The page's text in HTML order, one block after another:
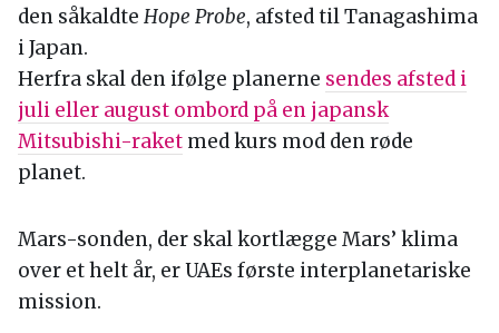
den såkaldte Hope Probe, afsted til Tanagashima
i Japan.
Herfra skal den ifølge planerne sendes afsted i
juli eller august ombord på en japansk
Mitsubishi-raket med kurs mod den røde
planet.
Mars-sonden, der skal kortlægge Mars’ klima
over et helt år, er UAEs første interplanetariske
mission.